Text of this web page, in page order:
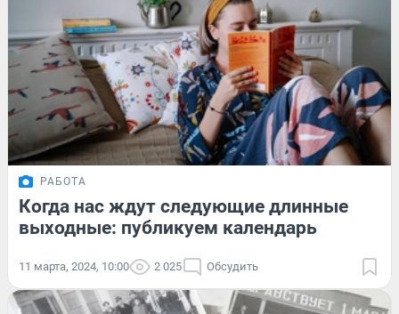
РАБОТА
Когда нас ждут следующие длинные
выходные: публикуем календарь
11 марта, 2024, 10:00 2 025 Обсудить